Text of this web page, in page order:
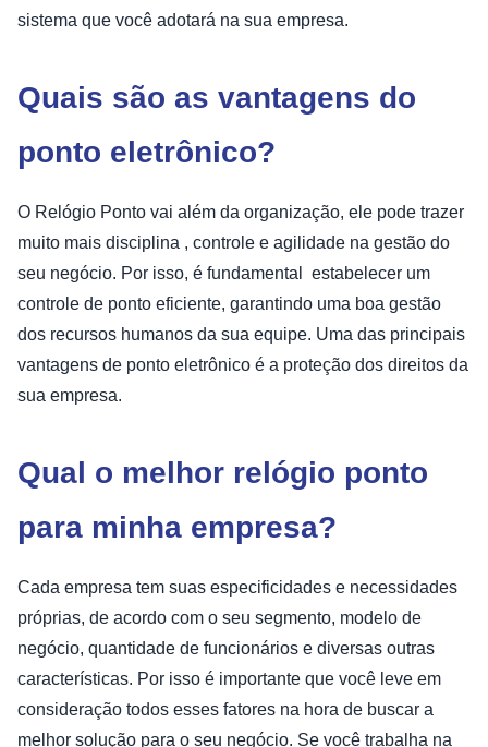
sistema que você adotará na sua empresa.
Quais são as vantagens do
ponto eletrônico?
O Relógio Ponto vai além da organização, ele pode trazer
muito mais disciplina , controle e agilidade na gestão do
seu negócio. Por isso, é fundamental estabelecer um
controle de ponto eficiente, garantindo uma boa gestão
dos recursos humanos da sua equipe. Uma das principais
vantagens de ponto eletrônico é a proteção dos direitos da
sua empresa.
Qual o melhor relógio ponto
para minha empresa?
Cada empresa tem suas especificidades e necessidades
próprias, de acordo com o seu segmento, modelo de
negócio, quantidade de funcionários e diversas outras
características. Por isso é importante que você leve em
consideração todos esses fatores na hora de buscar a
melhor solução para o seu negócio. Se você trabalha na